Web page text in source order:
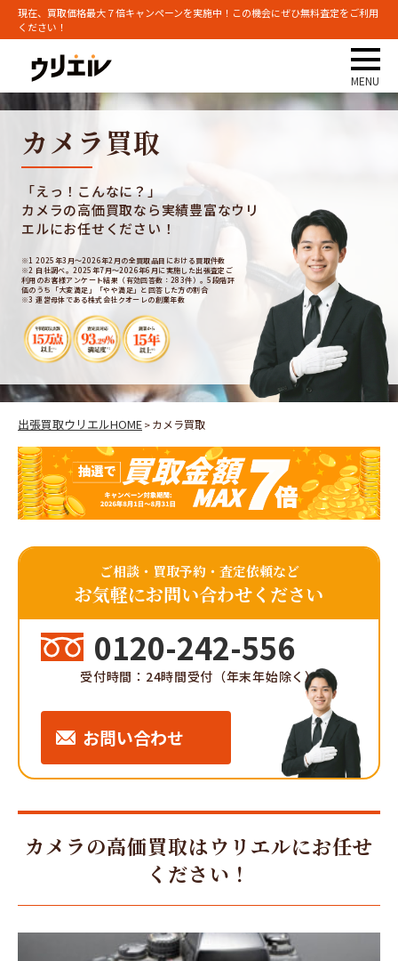
現在、買取価格最大７倍キャンペーンを実施中！この機会にぜひ無料査定をご利用
ください！
カメラ買取
「えっ！こんなに？」
カメラの高価買取なら実績豊富なウリ
エルにお任せください！
※1 2025年3月～2026年2月の全買取品目における買取件数
※2 自社調べ。2025年7月～2026年6月に実施した出張査定ご
利用のお客様アンケート結果（有効回答数：283件）。5段階評
価のうち「大変満足」「やや満足」と回答した方の割合
※3 運営母体である株式会社クオーレの創業年数
出張買取ウリエルHOME>カメラ買取
ご相談・買取予約・査定依頼など
お気軽にお問い合わせください
0120-242-556
受付時間：24時間受付（年末年始除く）
お問い合わせ
カメラの高価買取はウリエルにお任せ
ください！